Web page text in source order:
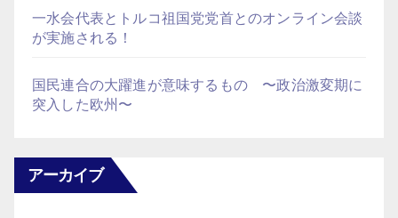
一水会代表とトルコ祖国党党首とのオンライン会談
が実施される！
国民連合の大躍進が意味するもの 〜政治激変期に
突入した欧州〜
アーカイブ